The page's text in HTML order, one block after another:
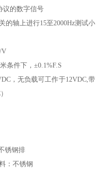
议的数字信号
的轴上进行15至2000Hz测试小
V
条件下，±0.1%F.S
，无负载可工作于12VDC,带
锈钢排
：不锈钢